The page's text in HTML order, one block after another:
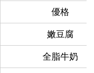
優格
嫩豆腐
全脂牛奶